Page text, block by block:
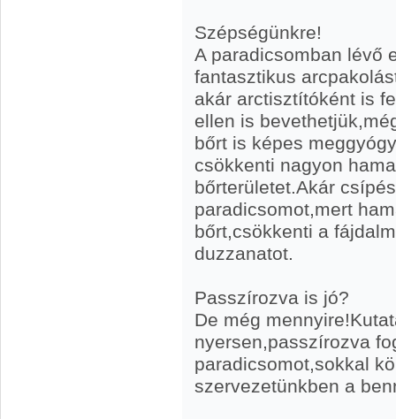
Szépségünkre!
A paradicsomban lévő
fantasztikus
akár arctisztítóként is
ellen is
bőrt is képes
csökkenti nagyon
bőrterületet.Akár
paradicsomot,mert
bőrt,csökkenti a
duzzanatot.
Passzírozva is jó?
De még
nyersen,passzírozva
paradicsomot,sokkal
szervezetünkben a